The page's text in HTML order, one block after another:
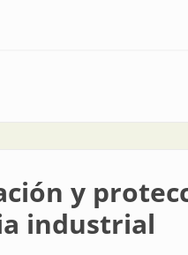
públicos
y
industrial